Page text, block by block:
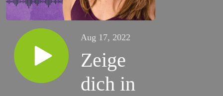
Aug 17, 2022
Zeige
dich in